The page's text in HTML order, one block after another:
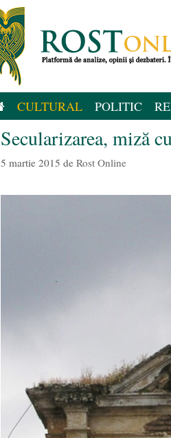
CULTURAL POLITIC
Secularizarea, miză
5 martie 2015 de Rost Online